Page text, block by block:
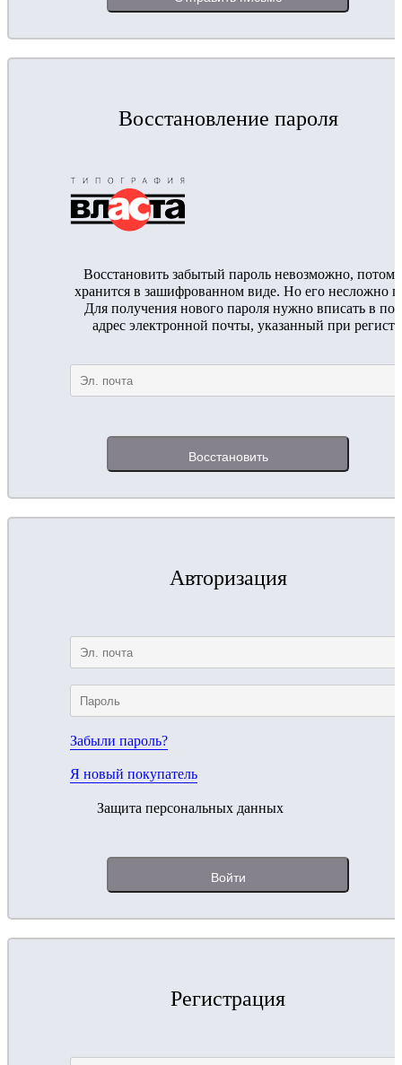
Восстановление пароля
Восстановить забытый пароль невозможно,
хранится в зашифрованном виде. Но его несложно
Для получения нового пароля нужно вписать в
адрес электронной почты, указанный при
Авторизация
Забыли пароль?
Я новый покупатель
Защита персональных данных
Регистрация